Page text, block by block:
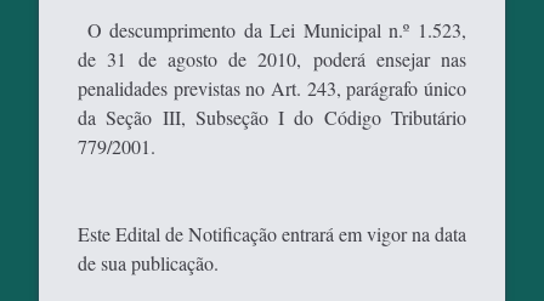
O descumprimento da Lei Municipal n.º 1.523,
de 31 de agosto de 2010, poderá ensejar nas
penalidades previstas no Art. 243, parágrafo único
da Seção III, Subseção I do Código Tributário
779/2001.
Este Edital de Notificação entrará em vigor na data
de sua publicação.